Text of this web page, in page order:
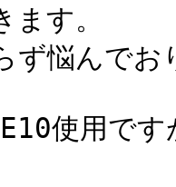
す。
ず悩んでお
使用です